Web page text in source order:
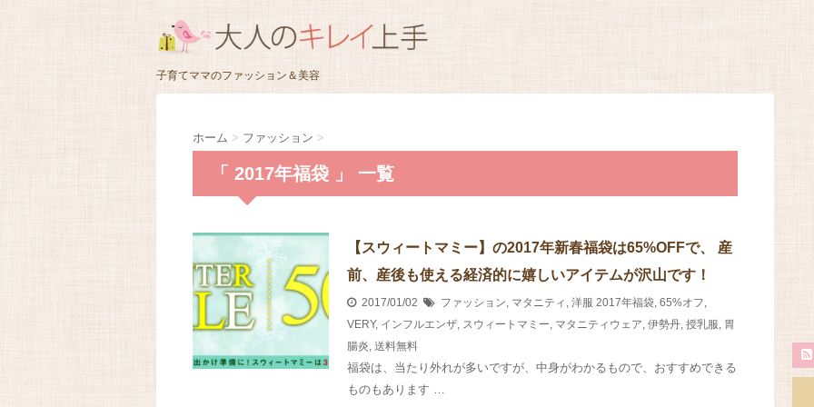
子育てママのファッション＆美容
ホーム > ファッション >
「 2017年福袋 」 一覧
【スウィートマミー】の2017年新春福袋は65%OFFで、 産
前、産後も使える経済的に嬉しいアイテムが沢山です！
2017/01/02 ファッション, マタニティ , 洋服 2017年福袋, 65%オフ,
VERY, インフルエンザ, スウィートマミー, マタニティウェア, 伊勢丹, 授乳服, 胃
腸炎, 送料無料
福袋は、当たり外れが多いですが、中身がわかるもので、おすすめできる
ものもあります …